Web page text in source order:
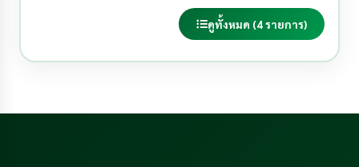
ดูทั้งหมด (4 รายการ)